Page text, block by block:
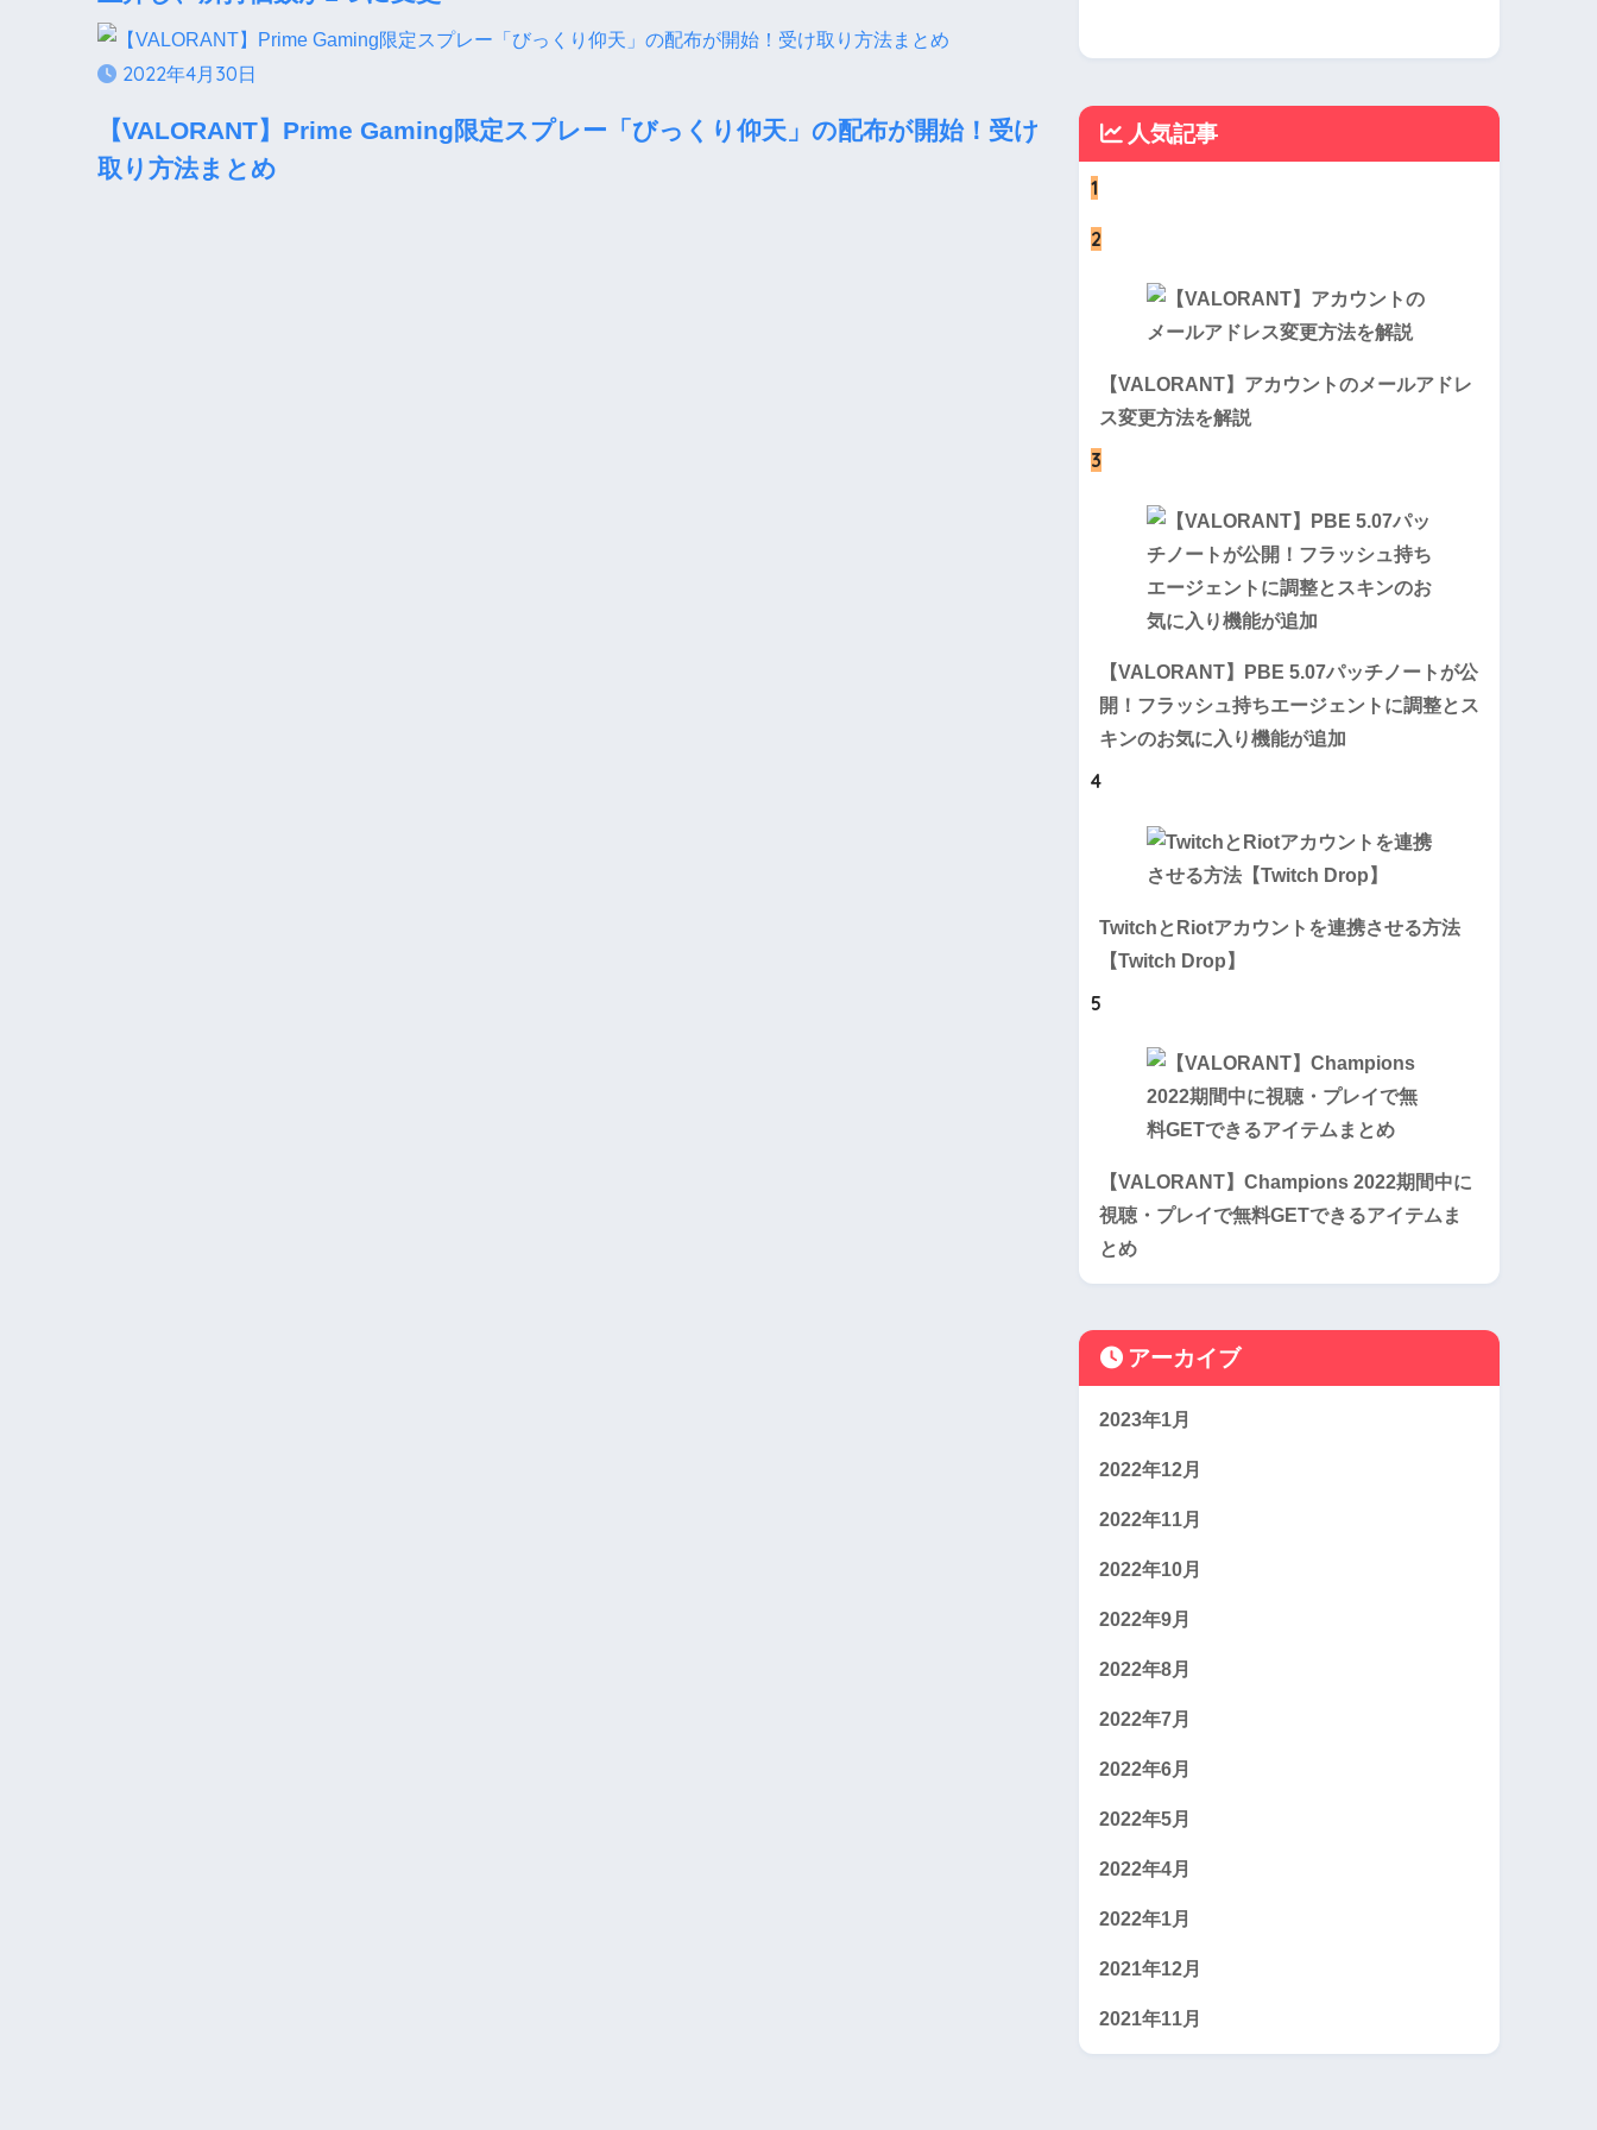
2022年4月30日
【VALORANT】Prime Gaming限定スプレー「びっくり仰天」の配布が開始！受け
取り方法まとめ
人気記事
1
2
【VALORANT】アカウントのメールアドレ
ス変更方法を解説
3
【VALORANT】PBE 5.07パッチノートが公
開！フラッシュ持ちエージェントに調整とス
キンのお気に入り機能が追加
4
TwitchとRiotアカウントを連携させる方法
【Twitch Drop】
5
【VALORANT】Champions 2022期間中に
視聴・プレイで無料GETできるアイテムま
とめ
アーカイブ
2023年1月
2022年12月
2022年11月
2022年10月
2022年9月
2022年8月
2022年7月
2022年6月
2022年5月
2022年4月
2022年1月
2021年12月
2021年11月